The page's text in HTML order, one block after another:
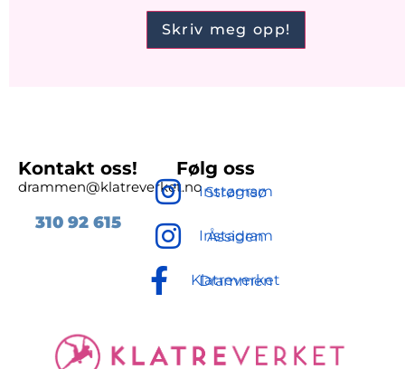
Kontakt oss!
drammen@klatreverket.no
310 92615
Følg oss
Instagram Strømsø
Instagram Åssiden
Klatreverket Drammen